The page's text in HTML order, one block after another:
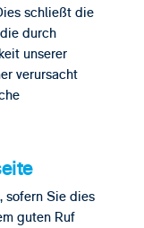
schließt die
durch
unserer
verursacht
sofern Sie dies
guten Ruf